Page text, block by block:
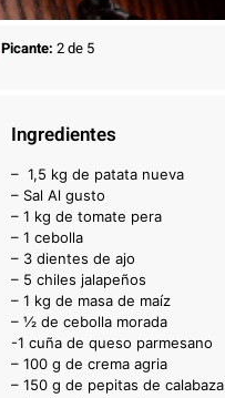
Picante: 2 de 5
Ingredientes
– 1,5 kg de patata nueva
– Sal Al gusto
– 1 kg de tomate pera
– 1 cebolla
– 3 dientes de ajo
– 5 chiles jalapeños
– 1 kg de masa de maíz
– ½ de cebolla morada
-1 cuña de queso parmesano
– 100 g de crema agria
– 150 g de pepitas de